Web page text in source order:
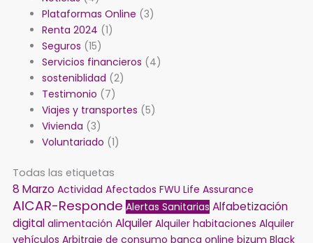
Plataformas Online (3)
Renta 2024 (1)
Seguros (15)
Servicios financieros (4)
sosteniblidad (2)
Testimonio (7)
Viajes y transportes (5)
Vivienda (3)
Voluntariado (1)
Todas las etiquetas
8 Marzo Actividad Afectados FWU Life Assurance
AICAR-Responde Alertas Sanitarias Alfabetización
digital alimentación Alquiler Alquiler habitaciones Alquiler
vehículos Arbitraje de consumo banca online bizum Black